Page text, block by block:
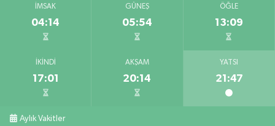
İMSAK
04:14
GÜNEŞ
05:54
ÖĞLE
13:09
İKINDI
17:01
AKŞAM
20:14
YATSI
21:47
Aylık Vakitler